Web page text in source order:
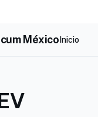
MéxicoInicio